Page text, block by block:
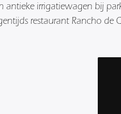
irrigatiewagen bij
restaurant Rancho de